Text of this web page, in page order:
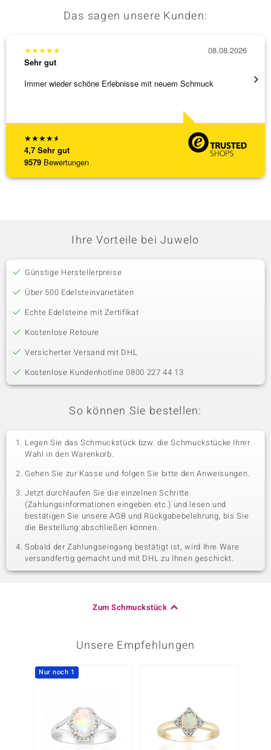
Das sagen unsere Kunden:
★★★★★
4,7 Sehr gut
9579 Bewertungen
★★★★★
Sehr gut
Immer wieder schöne Erlebnisse mit neuem Schmuck
08.08.2026
Ihre Vorteile bei Juwelo
Günstige Herstellerpreise
Über 500 Edelsteinvarietäten
Echte Edelsteine mit Zertifikat
Kostenlose Retoure
Versicherter Versand mit DHL
Kostenlose Kundenhotline 0800 227 44 13
So können Sie bestellen:
Legen Sie das Schmuckstück bzw. die Schmuckstücke Ihrer
Wahl in den Warenkorb.
Gehen Sie zur Kasse und folgen Sie bitte den Anweisungen.
Jetzt durchlaufen Sie die einzelnen Schritte
(Zahlungsinformationen eingeben etc.) und lesen und
bestätigen Sie unsere AGB und Rückgabebelehrung, bis Sie
die Bestellung abschließen können.
Sobald der Zahlungseingang bestätigt ist, wird Ihre Ware
versandfertig gemacht und mit DHL zu Ihnen geschickt.
Zum Schmuckstück
Unsere Empfehlungen
Nur noch 1